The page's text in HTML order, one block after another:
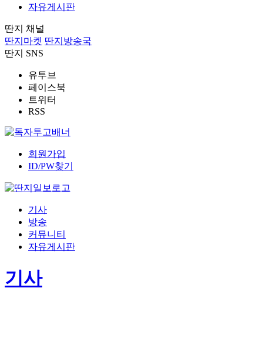
자유게시판
딴지 채널
딴지마켓 딴지방송국
딴지 SNS
유투브
페이스북
트위터
RSS
회원가입
ID/PW찾기
기사
방송
커뮤니티
자유게시판
기사